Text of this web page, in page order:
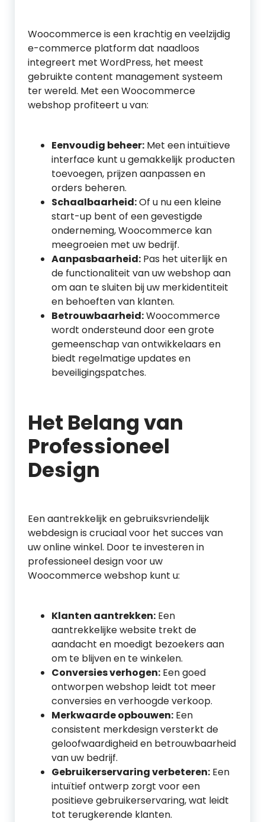
Woocommerce is een krachtig en veelzijdig
e-commerce platform dat naadloos
integreert met WordPress, het meest
gebruikte content management systeem
ter wereld. Met een Woocommerce
webshop profiteert u van:
Eenvoudig beheer: Met een intuïtieve
interface kunt u gemakkelijk producten
toevoegen, prijzen aanpassen en
orders beheren.
Schaalbaarheid:Of u nu een kleine
start-up bent of een gevestigde
onderneming, Woocommerce kan
meegroeien met uw bedrijf.
Aanpasbaarheid: Pas het uiterlijk en
de functionaliteit van uw webshop aan
om aan te sluiten bij uw merkidentiteit
en behoeften van klanten.
Betrouwbaarheid:Woocommerce
wordt ondersteund door een grote
gemeenschap van ontwikkelaars en
biedt regelmatige updates en
beveiligingspatches.
Het Belang van
Professioneel
Design
Een aantrekkelijk en gebruiksvriendelijk
webdesign is cruciaal voor het succes van
uw online winkel. Door te investeren in
professioneel design voor uw
Woocommerce webshop kunt u:
Klanten aantrekken: Een
aantrekkelijke website trekt de
aandacht en moedigt bezoekers aan
om te blijven en te winkelen.
Conversies verhogen: Een goed
ontworpen webshop leidt tot meer
conversies en verhoogde verkoop.
Merkwaarde opbouwen: Een
consistent merkdesign versterkt de
geloofwaardigheid en betrouwbaarheid
van uw bedrijf.
Gebruikerservaring verbeteren: Een
intuïtief ontwerp zorgt voor een
positieve gebruikerservaring, wat leidt
tot terugkerende klanten.